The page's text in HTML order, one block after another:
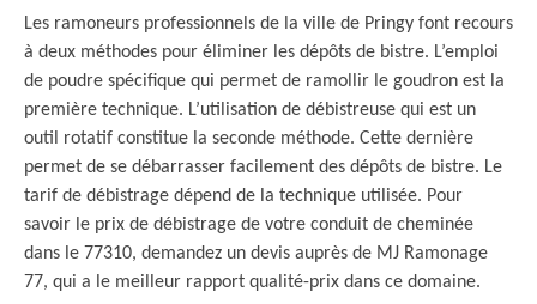
Les ramoneurs professionnels de la ville de Pringy font recours
à deux méthodes pour éliminer les dépôts de bistre. L’emploi
de poudre spécifique qui permet de ramollir le goudron est la
première technique. L’utilisation de débistreuse qui est un
outil rotatif constitue la seconde méthode. Cette dernière
permet de se débarrasser facilement des dépôts de bistre. Le
tarif de débistrage dépend de la technique utilisée. Pour
savoir le prix de débistrage de votre conduit de cheminée
dans le 77310, demandez un devis auprès de MJ Ramonage
77, qui a le meilleur rapport qualité-prix dans ce domaine.